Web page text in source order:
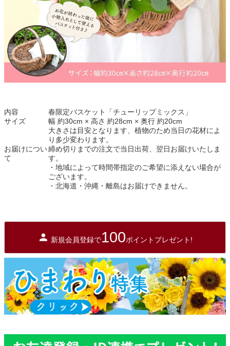
内容
春限定バスケット「チューリップミックス」
サイズ
幅 約30cm × 高さ 約28cm × 奥行 約20cm
大きさは目安となります、植物のため当日の花材によ
り多少変わります。
お届けについ
て
締め切りまでの注文で当日出荷、翌日お届けいたしま
す。
・地域によって時間帯指定のご希望に添えない場合が
ございます。
・北海道・沖縄・離島はお届けできません。
新規会員登録で100ポイントプレゼント!